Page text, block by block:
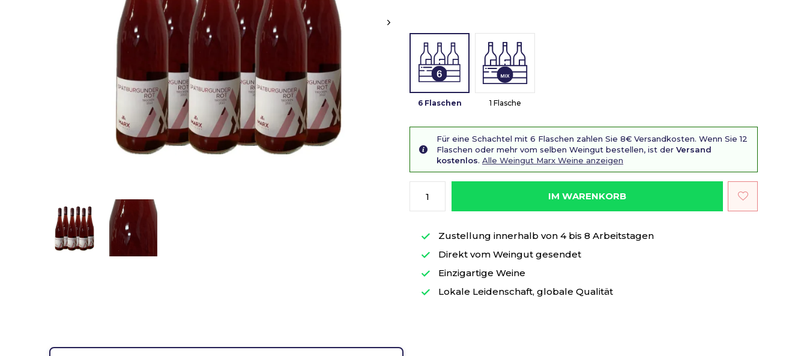
6 Flaschen 1 Flasche
Für eine Schachtel mit 6 Flaschen zahlen Sie 8€ Versandkosten. Wenn Sie 12
Flaschen oder mehr vom selben Weingut bestellen, ist der Versand
kostenlos. Alle Weingut Marx Weine anzeigen
IM WARENKORB
Zustellung innerhalb von 4 bis 8 Arbeitstagen
Direkt vom Weingut gesendet
Einzigartige Weine
Lokale Leidenschaft, globale Qualität